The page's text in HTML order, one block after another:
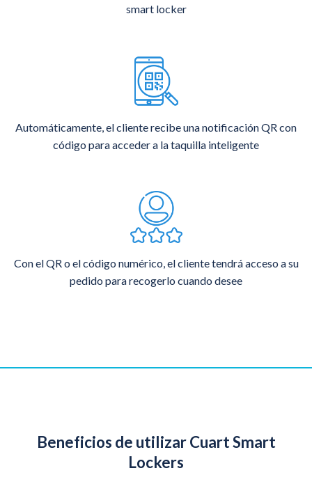
smart locker
Automáticamente, el cliente recibe una notificación QR con
código para acceder a la taquilla inteligente
Con el QR o el código numérico, el cliente tendrá acceso a su
pedido para recogerlo cuando desee
Beneficios de utilizar Cuart Smart
Lockers